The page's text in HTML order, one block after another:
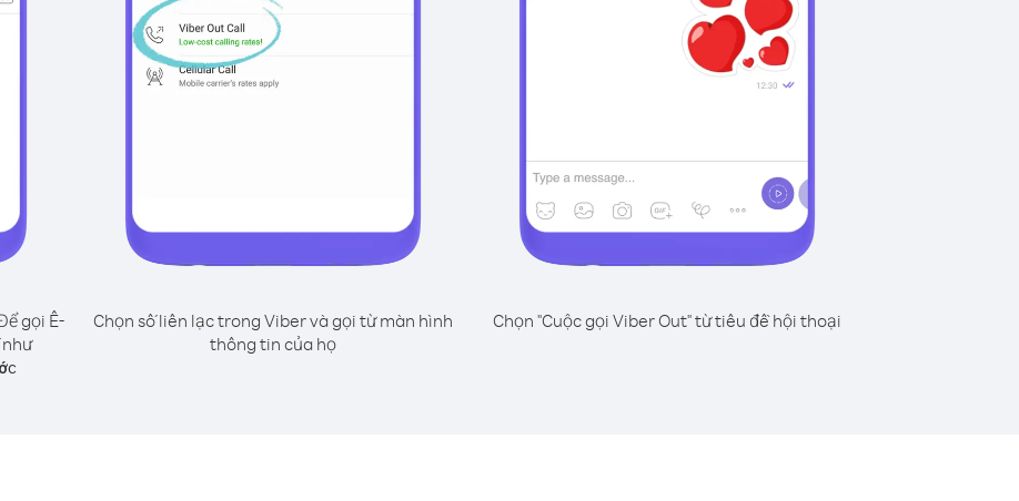
gọi Ê-
Chọn số liên lạc trong Viber và gọi từ màn hình
thông tin của họ
Chọn "Cuộc gọi Viber Out" từ tiêu đề hội thoại